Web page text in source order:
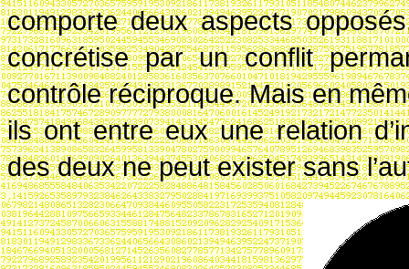
comporte deux aspects
concrétise par un conflit
contrôle réciproque. Mais en
ils ont entre eux une relation
des deux ne peut exister sans